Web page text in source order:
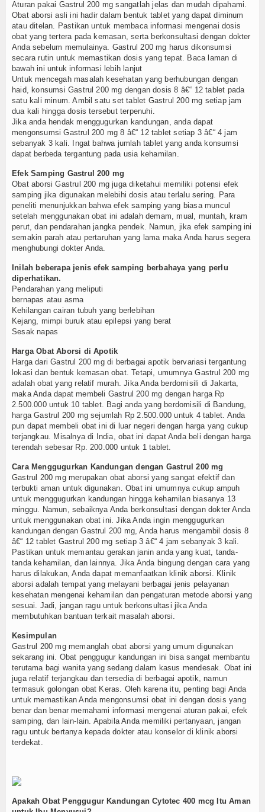
Aturan pakai Gastrul 200 mg sangatlah jelas dan mudah dipahami.
Obat aborsi asli ini hadir dalam bentuk tablet yang dapat diminum
atau ditelan. Pastikan untuk membaca informasi mengenai dosis
obat yang tertera pada kemasan, serta berkonsultasi dengan dokter
Anda sebelum memulainya. Gastrul 200 mg harus dikonsumsi
secara rutin untuk memastikan dosis yang tepat. Baca laman di
bawah ini untuk informasi lebih lanjut
Untuk mencegah masalah kesehatan yang berhubungan dengan
haid, konsumsi Gastrul 200 mg dengan dosis 8 â€“ 12 tablet pada
satu kali minum. Ambil satu set tablet Gastrul 200 mg setiap jam
dua kali hingga dosis tersebut terpenuhi.
Jika anda hendak menggugurkan kandungan, anda dapat
mengonsumsi Gastrul 200 mg 8 â€“ 12 tablet setiap 3 â€“ 4 jam
sebanyak 3 kali. Ingat bahwa jumlah tablet yang anda konsumsi
dapat berbeda tergantung pada usia kehamilan.
Efek Samping Gastrul 200 mg
Obat aborsi Gastrul 200 mg juga diketahui memiliki potensi efek
samping jika digunakan melebihi dosis atau terlalu sering. Para
peneliti menunjukkan bahwa efek samping yang biasa muncul
setelah menggunakan obat ini adalah demam, mual, muntah, kram
perut, dan pendarahan jangka pendek. Namun, jika efek samping ini
semakin parah atau pertaruhan yang lama maka Anda harus segera
menghubungi dokter Anda.
Inilah beberapa jenis efek samping berbahaya yang perlu
diperhatikan.
Pendarahan yang meliputi
bernapas atau asma
Kehilangan cairan tubuh yang berlebihan
Kejang, mimpi buruk atau epilepsi yang berat
Sesak napas
Harga Obat Aborsi di Apotik
Harga dari Gastrul 200 mg di berbagai apotik bervariasi tergantung
lokasi dan bentuk kemasan obat. Tetapi, umumnya Gastrul 200 mg
adalah obat yang relatif murah. Jika Anda berdomisili di Jakarta,
maka Anda dapat membeli Gastrul 200 mg dengan harga Rp
2.500.000 untuk 10 tablet. Bagi anda yang berdomisili di Bandung,
harga Gastrul 200 mg sejumlah Rp 2.500.000 untuk 4 tablet. Anda
pun dapat membeli obat ini di luar negeri dengan harga yang cukup
terjangkau. Misalnya di India, obat ini dapat Anda beli dengan harga
terendah sebesar Rp. 200.000 untuk 1 tablet.
Cara Menggugurkan Kandungan dengan Gastrul 200 mg
Gastrul 200 mg merupakan obat aborsi yang sangat efektif dan
terbukti aman untuk digunakan. Obat ini umumnya cukup ampuh
untuk menggugurkan kandungan hingga kehamilan biasanya 13
minggu. Namun, sebaiknya Anda berkonsultasi dengan dokter Anda
untuk menggunakan obat ini. Jika Anda ingin menggugurkan
kandungan dengan Gastrul 200 mg, Anda harus mengambil dosis 8
â€“ 12 tablet Gastrul 200 mg setiap 3 â€“ 4 jam sebanyak 3 kali.
Pastikan untuk memantau gerakan janin anda yang kuat, tanda-
tanda kehamilan, dan lainnya. Jika Anda bingung dengan cara yang
harus dilakukan, Anda dapat memanfaatkan klinik aborsi. Klinik
aborsi adalah tempat yang melayani berbagai jenis pelayanan
kesehatan mengenai kehamilan dan pengaturan metode aborsi yang
sesuai. Jadi, jangan ragu untuk berkonsultasi jika Anda
membutuhkan bantuan terkait masalah aborsi.
Kesimpulan
Gastrul 200 mg memanglah obat aborsi yang umum digunakan
sekarang ini. Obat penggugur kandungan ini bisa sangat membantu
terutama bagi wanita yang sedang dalam kasus mendesak. Obat ini
juga relatif terjangkau dan tersedia di berbagai apotik, namun
termasuk golongan obat Keras. Oleh karena itu, penting bagi Anda
untuk memastikan Anda mengonsumsi obat ini dengan dosis yang
benar dan benar memahami informasi mengenai aturan pakai, efek
samping, dan lain-lain. Apabila Anda memiliki pertanyaan, jangan
ragu untuk bertanya kepada dokter atau konselor di klinik aborsi
terdekat.
Apakah Obat Penggugur Kandungan Cytotec 400 mcg Itu Aman